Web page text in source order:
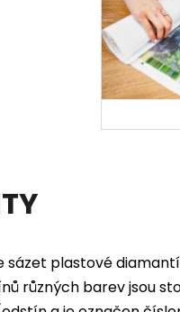
sázet plastové
různých barev jsou